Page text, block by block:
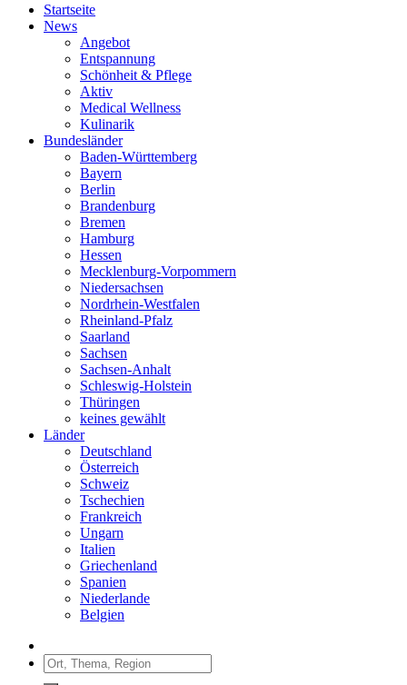
Startseite
News
Angebot
Entspannung
Schönheit & Pflege
Aktiv
Medical Wellness
Kulinarik
Bundesländer
Baden-Württemberg
Bayern
Berlin
Brandenburg
Bremen
Hamburg
Hessen
Mecklenburg-Vorpommern
Niedersachsen
Nordrhein-Westfalen
Rheinland-Pfalz
Saarland
Sachsen
Sachsen-Anhalt
Schleswig-Holstein
Thüringen
keines gewählt
Länder
Deutschland
Österreich
Schweiz
Tschechien
Frankreich
Ungarn
Italien
Griechenland
Spanien
Niederlande
Belgien